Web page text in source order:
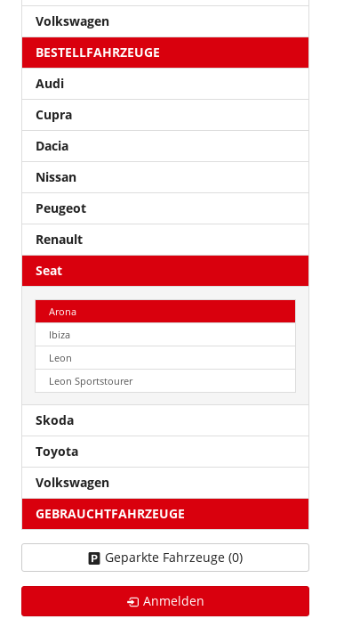
Volkswagen
BESTELLFAHRZEUGE
Audi
Cupra
Dacia
Nissan
Peugeot
Renault
Seat
Arona
Ibiza
Leon
Leon Sportstourer
Skoda
Toyota
Volkswagen
GEBRAUCHTFAHRZEUGE
Geparkte Fahrzeuge (0)
Anmelden